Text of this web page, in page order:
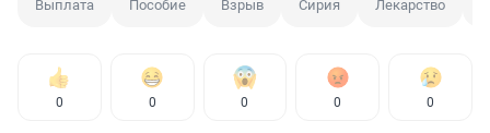
Выплата Пособие Взрыв Сирия Лекарство
0 0 0 0 0